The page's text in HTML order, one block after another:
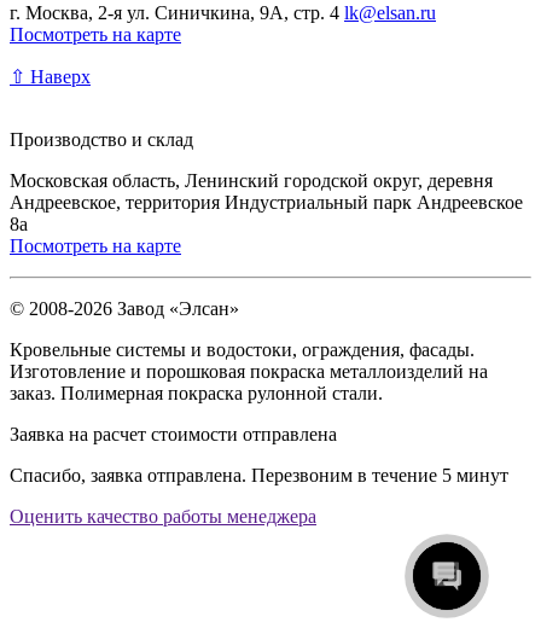
г. Москва, 2-я ул. Синичкина, 9А, стр. 4 lk@elsan.ru
Посмотреть на карте
⇧ Наверх
Производство и склад
Московская область, Ленинский городской округ, деревня
Андреевское, территория Индустриальный парк Андреевское
8а
Посмотреть на карте
© 2008-2026 Завод «Элсан»
Кровельные системы и водостоки, ограждения, фасады.
Изготовление и порошковая покраска металлоизделий на
заказ. Полимерная покраска рулонной стали.
Заявка на расчет стоимости отправлена
Спасибо, заявка отправлена. Перезвоним в течение 5 минут
Оценить качество работы менеджера